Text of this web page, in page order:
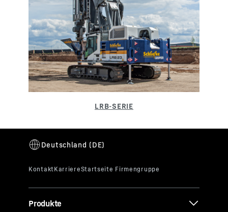
Produkte